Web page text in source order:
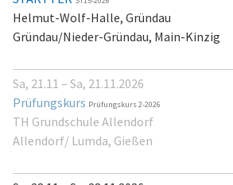
Helmut-Wolf-Halle, Gründau
Gründau/Nieder-Gründau, Main-Kinzig
Sa, 21.11 – Sa, 21.11.2026
Prüfungskurs Prüfungskurs 2-2026
TH Grundschule Allendorf
Allendorf/ Lumda, Gießen